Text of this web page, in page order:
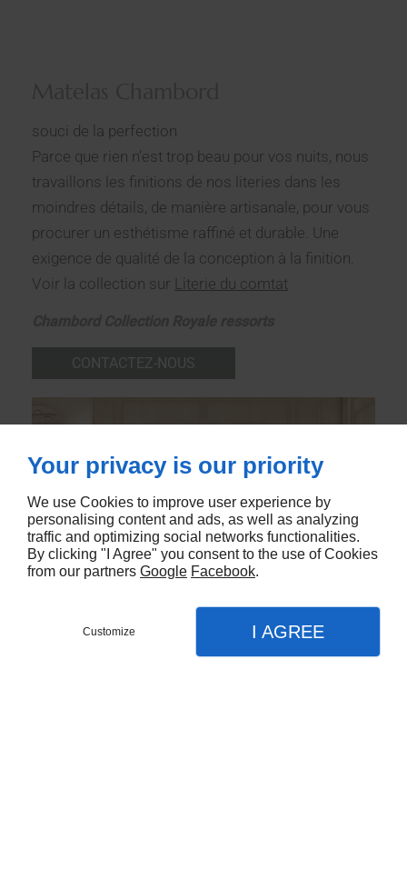
souci de la perfection
Parce que rien n’est trop beau pour vos nuits, nous
travaillons les ﬁnitions de nos literies dans les
moindres détails, de manière artisanale, pour vous
procurer un esthétisme raffiné et durable. Une
exigence de qualité de la conception à la ﬁnition.
Voir la collection sur
Literie du comtat
CONTACTEZ-NOUS
Your privacy is our priority
We use Cookies to improve user experience by
personalising content and ads, as well as analyzing
traffic and optimizing social networks functionalities.
By clicking "I Agree" you consent to the use of Cookies
from our partners Google Facebook.
Customize I AGREE